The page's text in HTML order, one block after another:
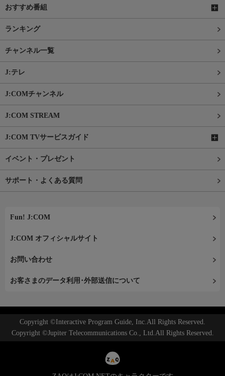
おすすめ番組
ランキング
チャンネル一覧
J:テレ
J:COMチャンネル
J:COM STREAM
J:COM TVサービスガイド
イベント・プレゼント
サポート・よくある質問
Fun! J:COM
J:COM オフィシャルサイト
お問い合わせ
お客さまのデータ利用･外部送信について
Copyright ©Interactive Program Guide, Inc.All Rights Reserved.
Copyright ©Jupiter Telecommunications Co., Ltd.All Rights Reserved.